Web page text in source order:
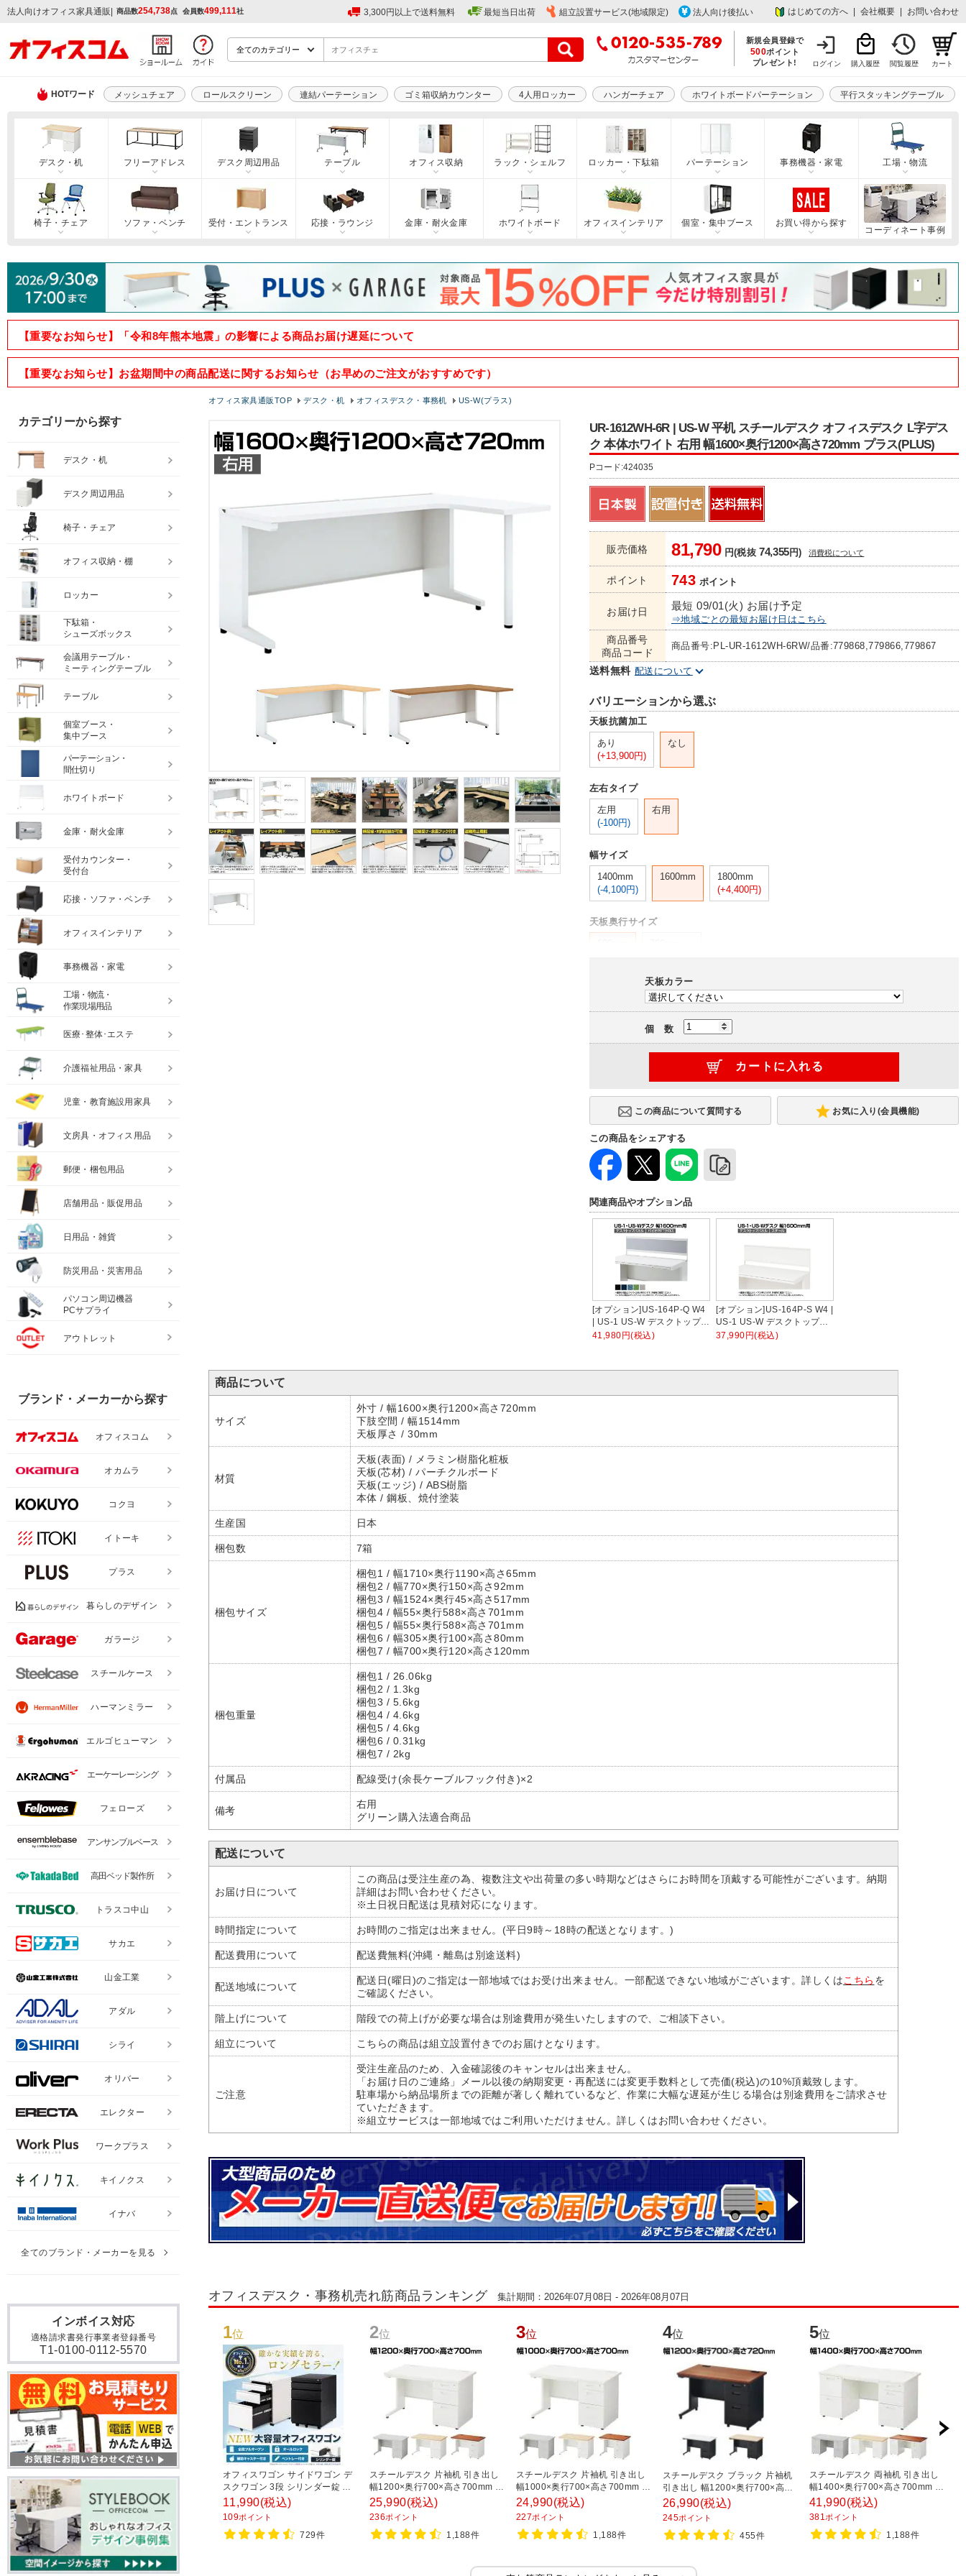
法人向けオフィス家具通販 | 商品数254,738点 会員数499,111社 3,300円以上で送料無料 最短当日出荷 組立設置サービス(地域限定) 法人向け後払い はじめての方へ 会社概要 お問い合わせ
新規会員登録で
500ポイント
プレゼント!
ログイン 購入履歴 閲覧履歴 カート
HOTワード メッシュチェア ロールスクリーン 連結パーテーション ゴミ箱収納カウンター 4人用ロッカー ハンガーチェア ホワイトボードパーテーション 平行スタッキングテーブル
デスク・机 フリーアドレス デスク周辺用品 テーブル オフィス収納 ラック・シェルフ ロッカー・下駄箱 パーテーション 事務機器・家電 工場・物流
椅子・チェア ソファ・ベンチ 受付・エントランス 応接・ラウンジ 金庫・耐火金庫 ホワイトボード オフィスインテリア 個室・集中ブース
お買い得から探す
コーディネート事例
【重要なお知らせ】「令和8年熊本地震」の影響による商品お届け遅延について
【重要なお知らせ】お盆期間中の商品配送に関するお知らせ（お早めのご注文がおすすめです）
オフィス家具通販TOP デスク・机 オフィスデスク・事務机 US-W(プラス)
UR-1612WH-6R | US-W 平机 スチールデスク オフィスデスク L字デス
ク 本体ホワイト 右用 幅1600×奥行1200×高さ720mm プラス(PLUS)
Pコード:424035
販売価格 81,790円(税抜74,355円) 消費税について
ポイント 743 ポイント
お届け日 最短 09/01(火) お届け予定
⇒地域ごとの最短お届け日はこちら
商品番号
商品コード
商品番号:PL-UR-1612WH-6RW/品番:779868,779866,779867
送料無料 配送について
バリエーションから選ぶ
天板抗菌加工
あり
(+13,900円)
なし
左右タイプ
左用
(-100円)
右用
幅サイズ
1400mm
(-4,100円)
1600mm
1800mm
(+4,400円)
天板奥行サイズ
天板カラー
個 数
お気に入り(会員機能)
この商品をシェアする
関連商品やオプション品
[オプション]US-164P-Q W4
| US-1 US-W デスクトップパ
ネル シリーズ専用 バイオ
厚さ25mm プラス PLUS
41,980円(税込)
[オプション]US-164P-S W4 |
US-1 US-W デスクトップパ
ネル シリーズ専用 スチール
ラス PLUS
37,990円(税込)
商品について
サイズ
外寸 / 幅1600×奥行1200×高さ720mm
下肢空間 / 幅1514mm
天板厚さ / 30mm
材質
天板(表面) / メラミン樹脂化粧板
天板(芯材) / パーチクルボード
天板(エッジ) / ABS樹脂
本体 / 鋼板、焼付塗装
生産国 日本
梱包数 7箱
梱包サイズ
梱包1 / 幅1710×奥行1190×高さ65mm
梱包2 / 幅770×奥行150×高さ92mm
梱包3 / 幅1524×奥行45×高さ517mm
梱包4 / 幅55×奥行588×高さ701mm
梱包5 / 幅55×奥行588×高さ701mm
梱包6 / 幅305×奥行100×高さ80mm
梱包7 / 幅700×奥行120×高さ120mm
梱包重量
梱包1 / 26.06kg
梱包2 / 1.3kg
梱包3 / 5.6kg
梱包4 / 4.6kg
梱包5 / 4.6kg
梱包6 / 0.31kg
梱包7 / 2kg
付属品 配線受け(余長ケーブルフック付き)×2
備考
右用
グリーン購入法適合商品
配送について
お届け日について
この商品は受注生産の為、複数注文や出荷量の多い時期などはさらにお時間を頂戴する可能性がございます。納期
詳細はお問い合わせください。
※土日祝日配送は見積対応になります。
時間指定について お時間のご指定は出来ません。(平日9時～18時の配送となります。)
配送費用について 配送費無料(沖縄・離島は別途送料)
配送地域について
配送日(曜日)のご指定は一部地域ではお受け出来ません。一部配送できない地域がございます。詳しくはこちら を
ご確認ください。
階上げについて 階段での荷上げが必要な場合は別途費用が発生いたしますので、ご相談下さい。
組立について こちらの商品は組立設置付きでのお届けとなります。
ご注意
受注生産品のため、入金確認後のキャンセルは出来ません。
「お届け日のご連絡」メール以後の納期変更・再配送には変更手数料として売価(税込)の10%頂戴致します。
駐車場から納品場所までの距離が著しく離れているなど、作業に大幅な遅延が生じる場合は別途費用をご請求させ
ていただきます。
※組立サービスは一部地域ではご利用いただけません。詳しくはお問い合わせください。
オフィスデスク・事務机売れ筋商品ランキング 集計期間：2026年07月08日 - 2026年08月07日
1位
オフィスワゴン サイドワゴン デ
スクワゴン 3段 シリンダー錠 鍵
付き 幅390×奥行510×高さ
600mm【ホワイト・ブラック】
11,990(税込)
109ポイント
729件
2位
スチールデスク 片袖机 引き出し
幅1200×奥行700×高さ700mm 配
線穴 事務机 ビジネスデスク
25,990(税込)
236ポイント
1,188件
3位
スチールデスク 片袖机 引き出し
幅1000×奥行700×高さ700mm 配
線穴 事務机 ビジネスデスク
24,990(税込)
227ポイント
1,188件
4位
スチールデスク ブラック 片袖机
引き出し 幅1200×奥行700×高さ
720mm 配線穴 事務机 ビジネス
デスク
26,990(税込)
245ポイント
455件
5位
スチールデスク 両袖机 引き出し
幅1400×奥行700×高さ700mm 配
線穴 事務机 社長机 ビジネスデス
ク
41,990(税込)
381ポイント
1,188件
インボイス対応
適格請求書発行事業者登録番号
T1-0100-0112-5570
カテゴリーから探す
デスク・机
デスク周辺用品
椅子・チェア
オフィス収納・棚
ロッカー
下駄箱・
シューズボックス
会議用テーブル・
ミーティングテーブル
テーブル
個室ブース・
集中ブース
パーテーション・
間仕切り
ホワイトボード
金庫・耐火金庫
受付カウンター・
受付台
応接・ソファ・ベンチ
オフィスインテリア
事務機器・家電
工場・物流・
作業現場用品
医療･整体･エステ
介護福祉用品・家具
児童・教育施設用家具
文房具・オフィス用品
郵便・梱包用品
店舗用品・販促用品
日用品・雑貨
防災用品・災害用品
パソコン周辺機器
PCサプライ
アウトレット
ブランド・メーカーから探す
オフィスコム
オカムラ
コクヨ
イトーキ
プラス
暮らしのデザイン
ガラージ
スチールケース
ハーマンミラー
エルゴヒューマン
エーケーレーシング
フェローズ
アンサンブルベース
高田ベッド製作所
トラスコ中山
サカエ
山金工業
アダル
シライ
オリバー
エレクター
ワークプラス
キイノクス
イナバ
全てのブランド・メーカーを見る